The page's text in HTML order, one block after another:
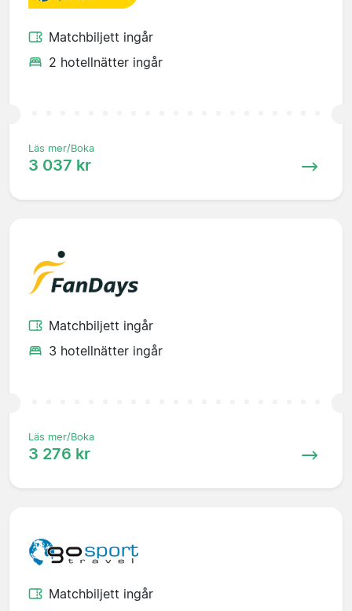
Matchbiljett ingår
2 hotellnätter ingår
Läs mer/Boka
3 037 kr
Matchbiljett ingår
3 hotellnätter ingår
Läs mer/Boka
3 276 kr
Matchbiljett ingår